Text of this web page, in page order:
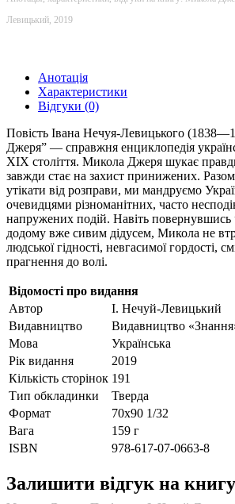
Левицький, 2019
Анотація
Характеристики
Відгуки (0)
Повість Івана Нечуя-Левицького
Джеря” — справжня енциклопедія
XIX століття. Микола Джеря шукає
завжди стає на захист принижених.
утікати від розправи, ми мандруємо
очевидцями різноманітних, часто
напружених подій. Навіть повернувшись
додому вже сивим дідусем, Микола не
людської гідності, невгасимої гордості,
прагнення до волі.
Відомості про видання
Автор
І. Нечуй-Левицький
Видавництво
Видавництво
Мова
Українська
Рік видання
2019
Кількість сторінок 191
Тип обкладинки
Тверда
Формат
70х90 1/32
Вага
159 г
ISBN
978-617-07-0663-8
Залишити відгук на книгу